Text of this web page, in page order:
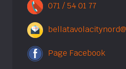
071 / 54 01 77
Page Facebook